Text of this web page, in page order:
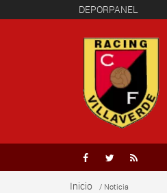
DEPORPANEL
  
Inicio / Noticia